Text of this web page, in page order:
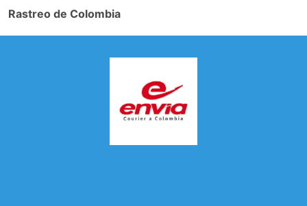
Rastreo de Colombia